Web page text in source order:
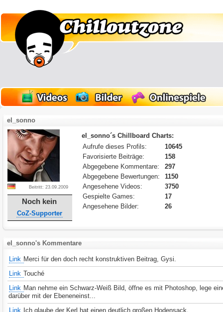
el_sonno
Beitritt: 23.09.2009
Noch kein
CoZ-Supporter
el_sonno´s Chillboard Charts:
Aufrufe dieses Profils:
10645
Favorisierte Beiträge:
158
Abgegebene Kommentare:
297
Abgegebene Bewertungen:
1150
Angesehene Videos:
3750
Gespielte Games:
17
Angesehene Bilder:
26
el_sonno's Kommentare
Link Merci für den doch recht konstruktiven Beitrag, Gysi.
Link Touché
Link Man nehme ein Schwarz-Weiß Bild, öffne es mit Photoshop, lege
darüber mit der Ebeneneinst...
Link Ich glaube der Kerl hat einen deutlich großen Hodensack.